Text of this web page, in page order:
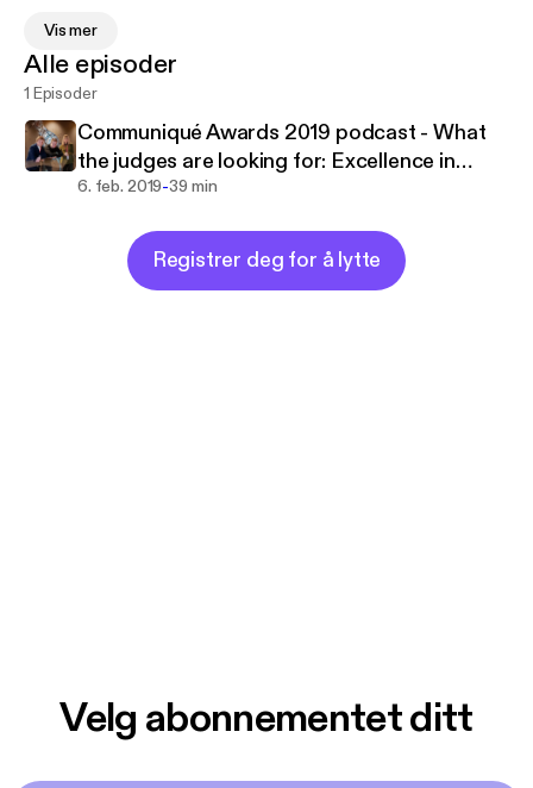
offer the latest pharma news, analysis, jobs and
events, including the annual Pharmaceutical Market
Excellence Awards (PMEAs) and Communiqué
Awards.
Vis mer
Alle episoder
1 Episoder
Communiqué Awards 2019 podcast - What
the judges are looking for: Excellence in
Communications through Creative Execution
6. feb. 2019-39 min
Registrer deg for å lytte
Velg abonnementet ditt